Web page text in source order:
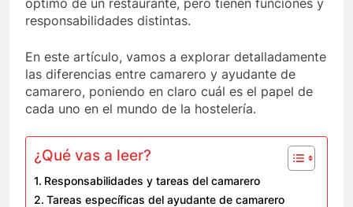
responsabilidades distintas.
En este artículo, vamos a explorar detalladamente
las diferencias entre camarero y ayudante de
camarero, poniendo en claro cuál es el papel de
cada uno en el mundo de la hostelería.
¿Qué vas a leer?
Responsabilidades y tareas del camarero
Tareas específicas del ayudante de camarero